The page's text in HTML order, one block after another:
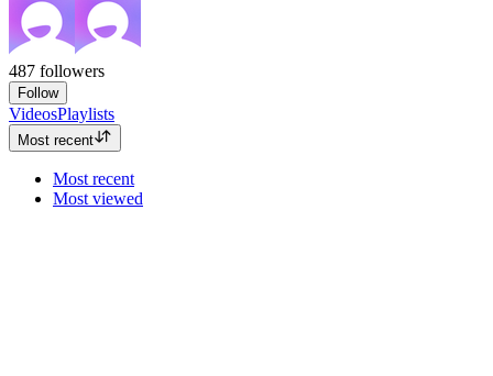
487 followers
Follow
VideosPlaylists
Most recent
Most recent
Most viewed